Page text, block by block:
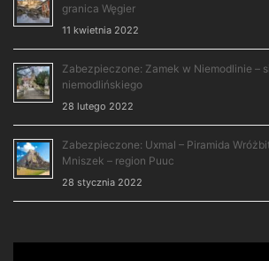
granica Węgier
11 kwietnia 2022
Zabezpieczone: Zamek w Niemodlinie –
niemodlińskiego
28 lutego 2022
Zabezpieczone: Uxmal – Piramida
Mniszek – region Puuc
28 stycznia 2022